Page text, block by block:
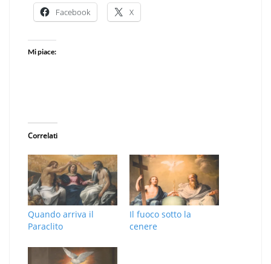
Facebook X
Mi piace:
Correlati
Quando arriva il
Paraclito
Il fuoco sotto la
cenere